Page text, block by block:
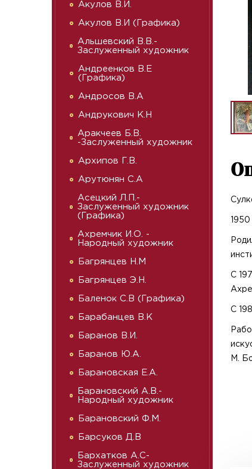
Акулов В.И.
Акулов В.И (Графика)
Альшевский В.В.-
Заслуженный художник
Андреенков В.Е
(Графика)
Андросов В.А
Андрукович К.Н
Аракчеев Б.В.
-Заслуженный художник
Архипов Г.В.
Арутюнян С.А
Асецкий Л.П.-
Заслуженный художник
(Графика)
Ахремчик И.О. -
Народный художник
Багрянцев Н.М
Багрянцев Э.Н.
Баленок С.В (Графика)
Барабанцев В.К
Баранов В.И.
Баранов Ю.А.
Барановская Е.А.
Барановский А.В.-
Народный художник
Барановский Ф.М.
Барсуков Д.В
Бархатков А.С-
Заслуженный художник
С
С
М.